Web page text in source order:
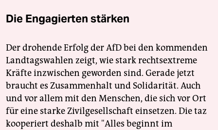
Die Engagierten stärken
Der drohende Erfolg der AfD bei den kommenden
Landtagswahlen zeigt, wie stark rechtsextreme
Kräfte inzwischen geworden sind. Gerade jetzt
braucht es Zusammenhalt und Solidarität. Auch
und vor allem mit den Menschen, die sich vor Ort
für eine starke Zivilgesellschaft einsetzen. Die taz
kooperiert deshalb mit "Alles beginnt im